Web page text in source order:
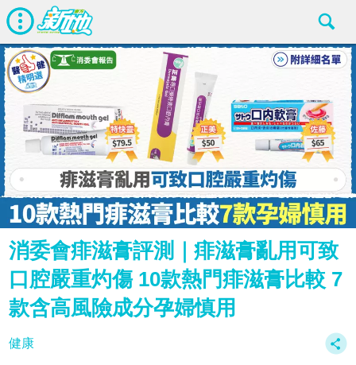
消委會痱滋膏評測｜痱滋膏亂用可致
口腔嚴重灼傷 10款熱門痱滋膏比較 7
款含高風險成分孕婦慎用
健康